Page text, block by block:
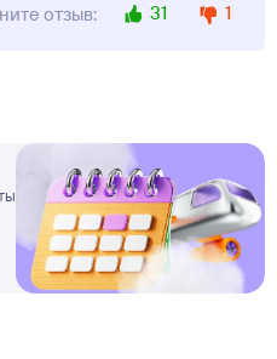
отзыв:
31 1